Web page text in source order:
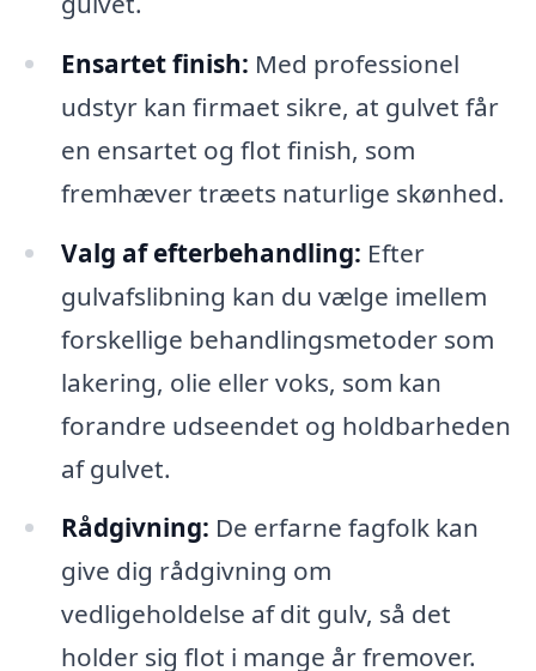
Ensartet finish: Med professionel
udstyr kan firmaet sikre, at gulvet får
en ensartet og flot finish, som
fremhæver træets naturlige skønhed.
Valg af efterbehandling: Efter
gulvafslibning kan du vælge imellem
forskellige behandlingsmetoder som
lakering, olie eller voks, som kan
forandre udseendet og holdbarheden
af gulvet.
Rådgivning: De erfarne fagfolk kan
give dig rådgivning om
vedligeholdelse af dit gulv, så det
holder sig flot i mange år fremover.